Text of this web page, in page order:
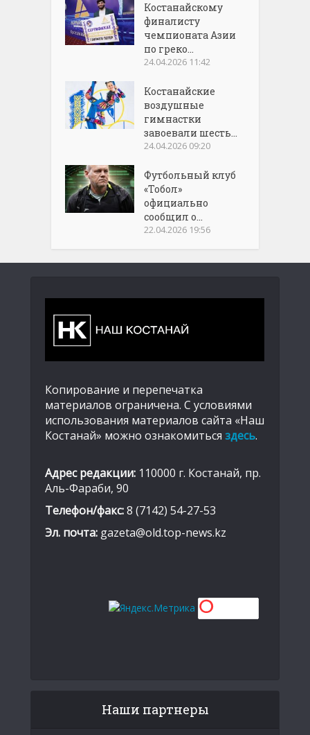
Костанайскому
финалисту
чемпионата Азии
по греко...
24.04.2026 11:42
Костанайские
воздушные
гимнастки
завоевали шесть...
24.04.2026 09:20
Футбольный клуб
«Тобол»
официально
сообщил о...
22.04.2026 19:56
Копирование и перепечатка
материалов ограничена. С условиями
использования материалов сайта «Наш
Костанай» можно ознакомиться здесь.
Адрес редакции: 110000 г. Костанай, пр.
Аль-Фараби, 90
Телефон/факс:8 (7142) 54-27-53
Эл. почта: gazeta@old.top-news.kz
Наши партнеры